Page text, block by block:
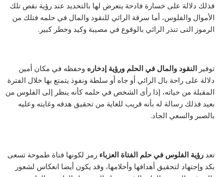
فذلك دلالة على خسارة فادحة يتعرض لها بالتحديد عند رؤية نقص تلك
الأموال والفلوس، أما سرقة الرائي للنقود والمال في حلمه فتلك من
الرموز التى تنذر الرائي بالوقوع في مصيبة وكيد وخطر كبير.
توفيرالنقود والمال في الحلم ورؤية إدخاره وحفظه في مكان أمين
دلالة على راحة بال الرائي أو جاه أو سلطة ونفوذ يتمتع بها خلال الفترة
المقبلة من حياته، إذا رأى الشخص في حلمه كأنه ينظر إلى الفلوس من
بعيد فذلك رسالة له بأنه قريب للغاية من تحقيق هدفه وغايته وعليه
بالصبر والسعي الجاد.
تعدرؤية الفلوس في حلم الفتاة العزباءرمز لكونها فتاة طموحة تسعى
بكد وإجتهاد لتحقيق أهدافها وأحلامها، وقد يكون أيضا انعكاس لشعور